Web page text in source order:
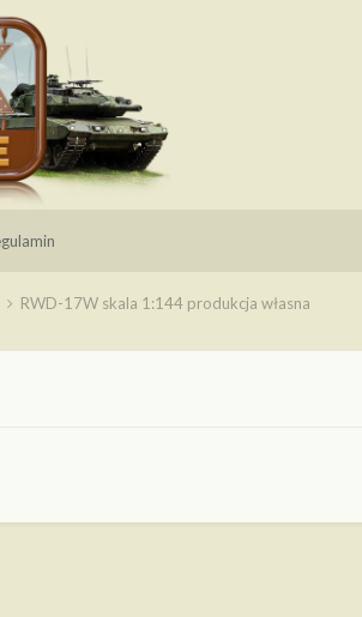
RWD-17W skala 1:144 produkcja własna